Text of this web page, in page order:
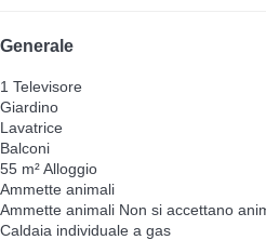
Generale
1 Televisore
Giardino
Lavatrice
Balconi
55 m² Alloggio
Ammette animali
Ammette animali Non si accettano
Caldaia individuale a gas